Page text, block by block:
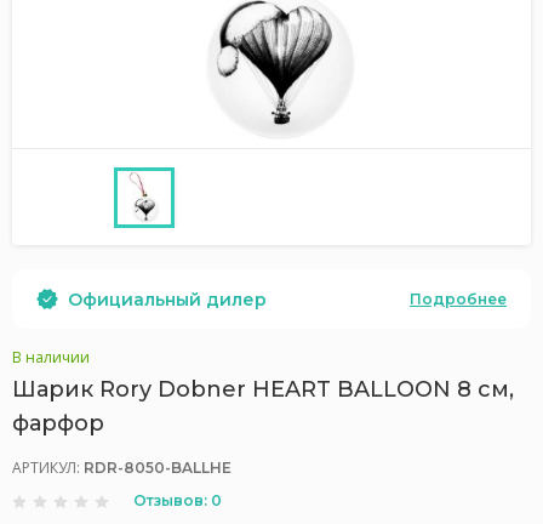
Официальный дилер Подробнее
В наличии
Шарик Rory Dobner HEART BALLOON 8 см,
фарфор
АРТИКУЛ: RDR-8050-BALLHE
Отзывов: 0